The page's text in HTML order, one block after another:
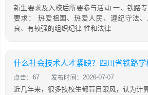
新生要求及入校后所要参与活动 一、铁路
要求： 热爱祖国、热爱人民、遵纪守法
良、有较强的组织纪律 性和法律
什么社会技术人才紧缺？四川省铁路学
点击：67 发布时间：2026-07-07
近几年来，很多技校生都盲目跟风，认为计